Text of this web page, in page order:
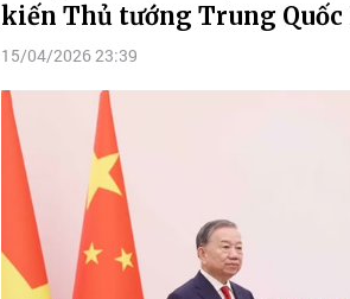
kiến Thủ tướng Trung Quốc
15/04/2026 23:39